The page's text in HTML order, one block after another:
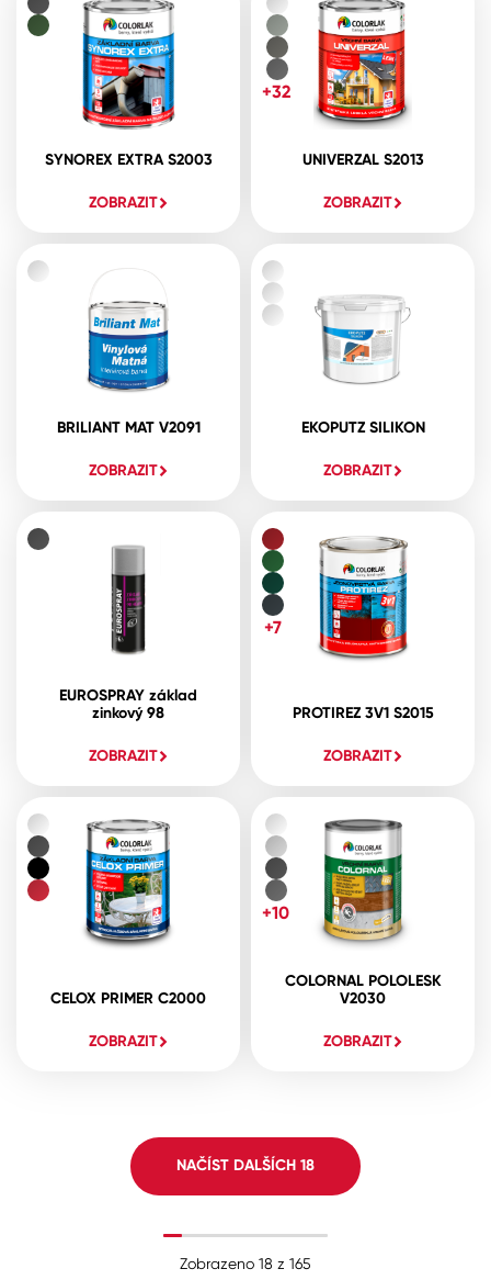
SYNOREX EXTRA S2003
ZOBRAZIT
UNIVERZAL S2013
ZOBRAZIT
+32
BRILIANT MAT V2091
ZOBRAZIT
EKOPUTZ SILIKON
ZOBRAZIT
EUROSPRAY základ
zinkový 98
ZOBRAZIT
PROTIREZ 3V1 S2015
ZOBRAZIT
+7
CELOX PRIMER C2000
ZOBRAZIT
COLORNAL POLOLESK
V2030
ZOBRAZIT
+10
NAČÍST DALŠÍCH 18
Zobrazeno 18 z 165